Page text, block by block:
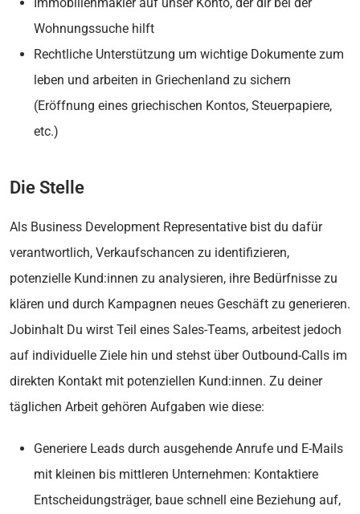
Wohnungssuche hilft
Rechtliche Unterstützung um wichtige Dokumente zum
leben und arbeiten in Griechenland zu sichern
(Eröffnung eines griechischen Kontos, Steuerpapiere,
etc.)
Die Stelle
Als Business Development Representative bist du dafür
verantwortlich, Verkaufschancen zu identifizieren,
potenzielle Kund:innen zu analysieren, ihre Bedürfnisse zu
klären und durch Kampagnen neues Geschäft zu generieren.
Jobinhalt Du wirst Teil eines Sales-Teams, arbeitest jedoch
auf individuelle Ziele hin und stehst über Outbound-Calls im
direkten Kontakt mit potenziellen Kund:innen. Zu deiner
täglichen Arbeit gehören Aufgaben wie diese:
Generiere Leads durch ausgehende Anrufe und E-Mails
mit kleinen bis mittleren Unternehmen: Kontaktiere
Entscheidungsträger, baue schnell eine Beziehung auf,